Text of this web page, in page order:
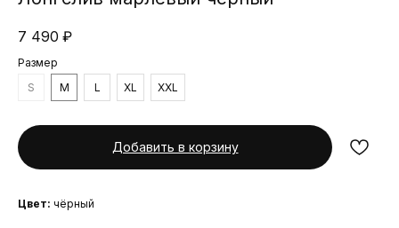
7 490 ₽
Размер
S
M L XL XXL
Добавить в корзину
Цвет: чёрный